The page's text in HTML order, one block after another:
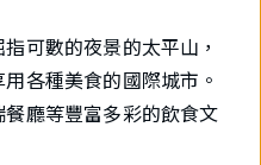
可數的夜景的太平山，
各種美食的國際城市。
廳等豐富多彩的飲食文